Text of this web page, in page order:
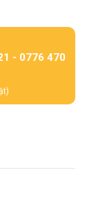
- 0776 470